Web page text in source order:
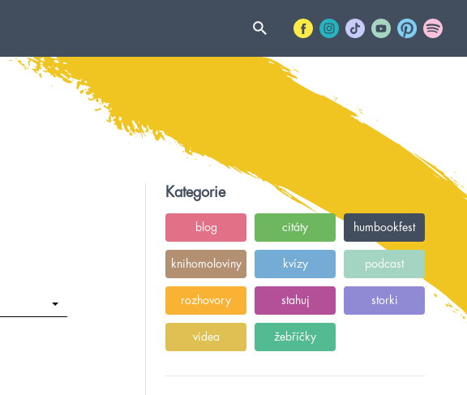
Kategorie
blog citáty humbookfest
knihomoloviny kvízy podcast
rozhovory stahuj storki
videa žebříčky